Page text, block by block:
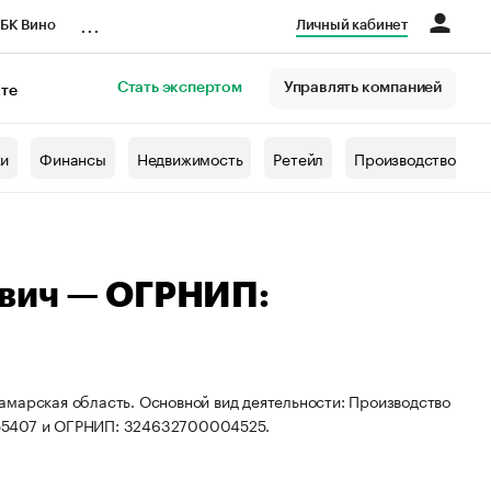
Вино Личный кабинет
Стать экспертом Управлять компанией
Финансы Недвижимость Ретейл Производство
— ОГРНИП:
область. Основной вид деятельности: Производство
и ОГРНИП: 324632700004525.